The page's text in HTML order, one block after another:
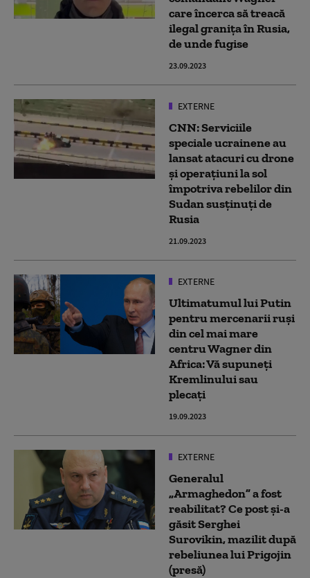
care încerca să treacă
ilegal graniţa în Rusia,
de unde fugise
23.09.2023
EXTERNE
CNN: Serviciile
speciale ucrainene au
lansat atacuri cu drone
și operațiuni la sol
împotriva rebelilor din
Sudan susținuți de
Rusia
21.09.2023
EXTERNE
Ultimatumul lui Putin
pentru mercenarii ruși
din cel mai mare
centru Wagner din
Africa: Vă supuneți
Kremlinului sau
plecați
19.09.2023
EXTERNE
Generalul
„Armaghedon” a fost
reabilitat? Ce post și-a
găsit Serghei
Surovikin, mazilit după
rebeliunea lui Prigojin
(presă)